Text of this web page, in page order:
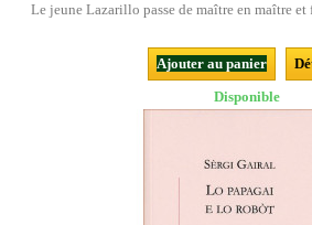
Le jeune Lazarillo passe de maître en maître
Ajouter au panier
Disponible